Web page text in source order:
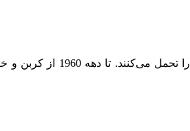
آجرهای نسوز انواع مختلفی